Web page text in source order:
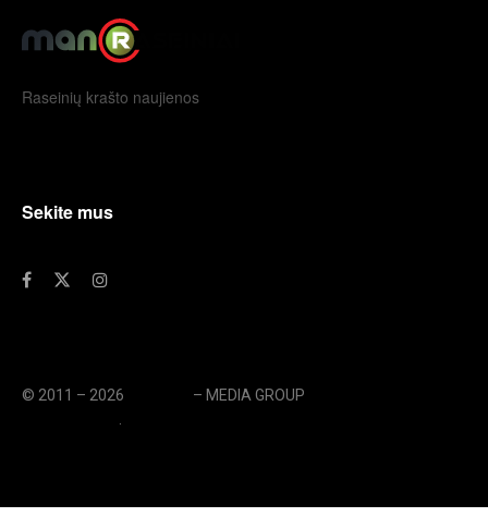
Raseinių krašto naujienos
Sekite mus
© 2011 – 2026 – MEDIA GROUP